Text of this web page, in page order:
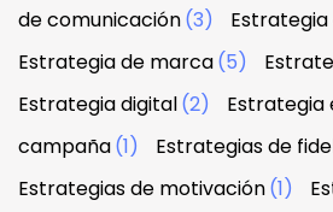
de comunicación(3)
Estrategia de marca(5)
Estrategia digital(2)
Estrategia
campaña(1) Estrategias de
Estrategias de motivación(1)